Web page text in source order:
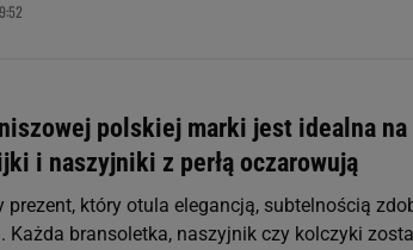
polskiej marki jest idealna na
i naszyjniki z perłą oczarowują
który otula elegancją, subtelnością
bransoletka, naszyjnik czy kolczyki